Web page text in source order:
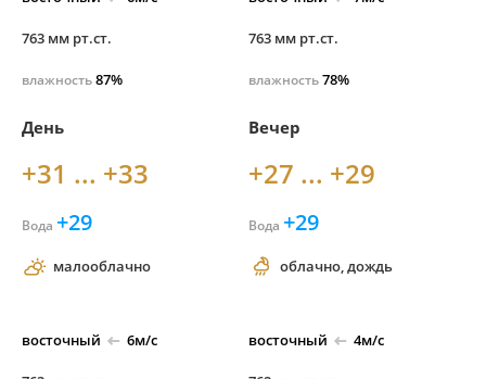
763 мм рт.ст.
влажность87%
763 мм рт.ст.
влажность78%
День
+31 ... +33
Вода +29
малооблачно
восточный 6м/с
Вечер
+27 ... +29
Вода +29
облачно, дождь
восточный 4м/с